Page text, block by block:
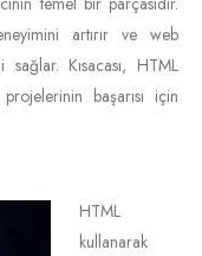
artırır ve web
Kısacası, HTML
başarısı için
HTML
kullanarak